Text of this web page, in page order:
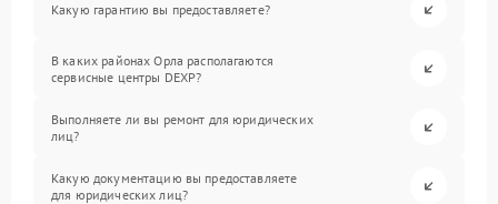
Какую гарантию вы предоставляете?
В каких районах Орла располагаются
сервисные центры DEXP?
Выполняете ли вы ремонт для юридических
лиц?
Какую документацию вы предоставляете
для юридических лиц?